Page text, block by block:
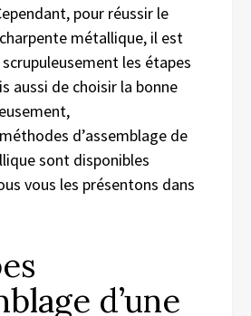
pour réussir le
métallique, il est
les étapes
aussi de choisir la bonne
d’assemblage de
sont disponibles
vous les présentons dans
d’une